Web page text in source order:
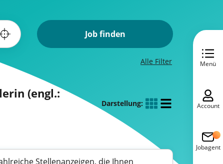
Job finden
Alle Filter
(engl.:
Darstellung:
Stellenanzeigen, die Ihnen
Menü
Account
Jobagent